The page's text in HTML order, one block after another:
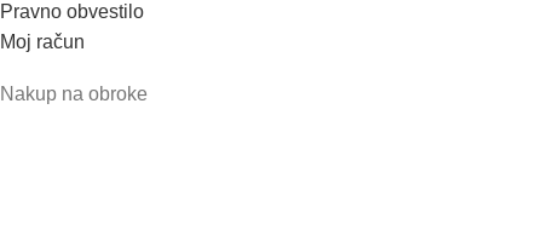
Pravno obvestilo
Moj račun
Nakup na obroke